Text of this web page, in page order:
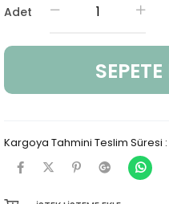
Adet
Kargoya Tahmini Teslim Süresi :